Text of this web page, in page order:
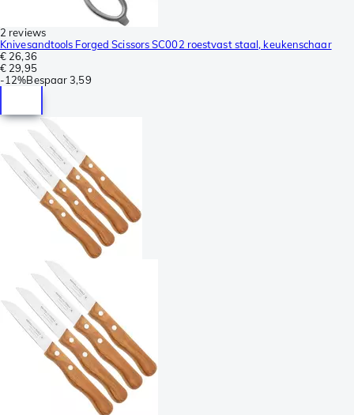
2 reviews
Knivesandtools Forged Scissors SC002 roestvast staal, keukenschaar
€ 26,36
€ 29,95
-12%Bespaar 3,59